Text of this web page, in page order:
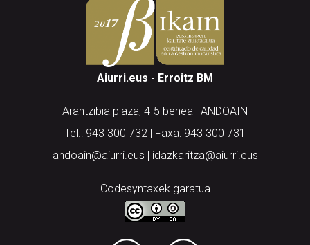
Aiurri.eus - Erroitz BM
Arantzibia plaza, 4-5 behea | ANDOAIN
Tel.: 943 300 732 | Faxa: 943 300 731
andoain@aiurri.eus | idazkaritza@aiurri.eus
Codesyntaxek garatua